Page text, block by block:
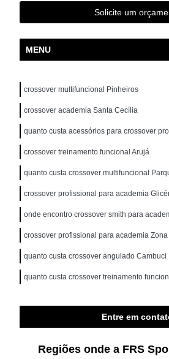
Solicite um
MENU
crossover multifuncional Pinheiros
crossover academia Santa Cecília
quanto custa acessórios para crossover
crossover treinamento funcional Arujá
quanto custa crossover multifuncional
crossover profissional para academia
onde encontro crossover smith para
crossover profissional para academia Zona
quanto custa crossover angulado Cambuci
quanto custa crossover treinamento
Entre em
Regiões onde a FRS